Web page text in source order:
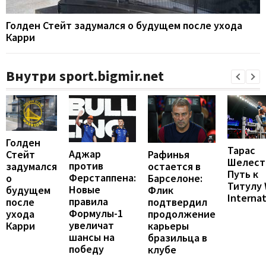
Голден Стейт задумался о будущем после ухода
Карри
Внутри sport.bigmir.net
Голден
Стейт
задумался
о
будущем
после
ухода
Карри
Аджар
против
Ферстаппена:
Новые
правила
Формулы-1
увеличат
шансы на
победу
Рафинья
остается в
Барселоне:
Флик
подтвердил
продолжение
карьеры
бразильца в
клубе
Тарас
Путь к
Титулу